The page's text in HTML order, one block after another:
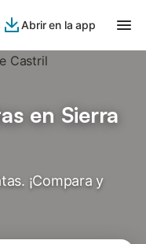
Abrir en la app
en Sierra
¡Compara y